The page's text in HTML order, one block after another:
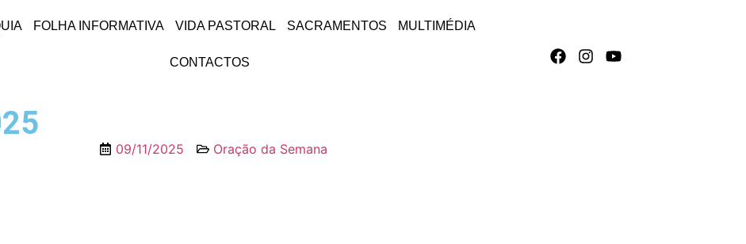
FOLHA INFORMATIVA VIDA PASTORAL SACRAMENTOS MULTIMÉDIA
CONTACTOS
09/11/2025 Oração da Semana